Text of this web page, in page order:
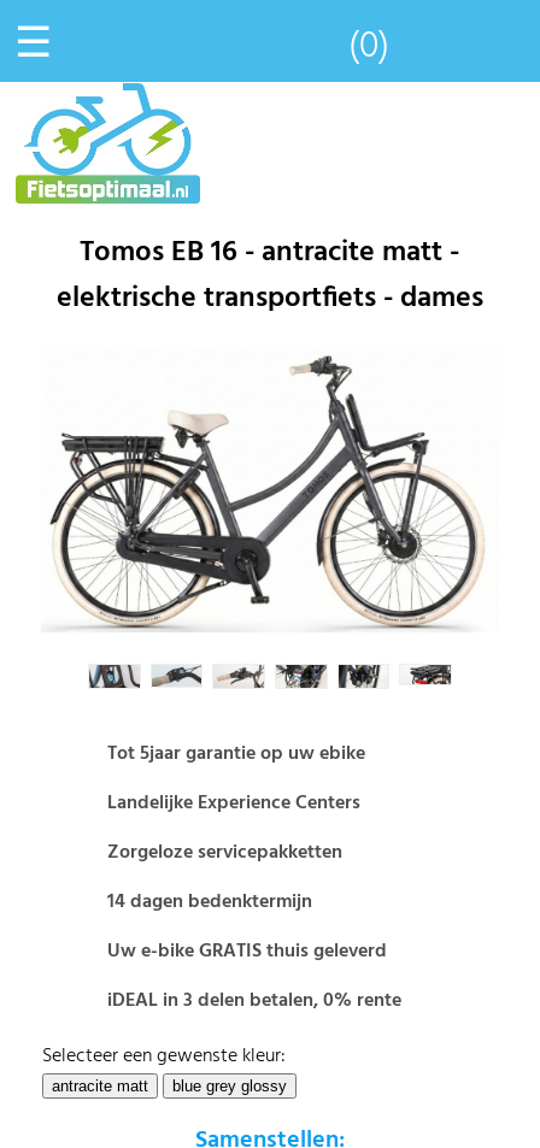
☰ (0)
Tomos EB 16 - antracite matt -
elektrische transportfiets - dames
Tot 5jaar garantie op uw ebike
Landelijke Experience Centers
Zorgeloze servicepakketten
14 dagen bedenktermijn
Uw e-bike GRATIS thuis geleverd
iDEAL in 3 delen betalen, 0% rente
Selecteer een gewenste kleur: